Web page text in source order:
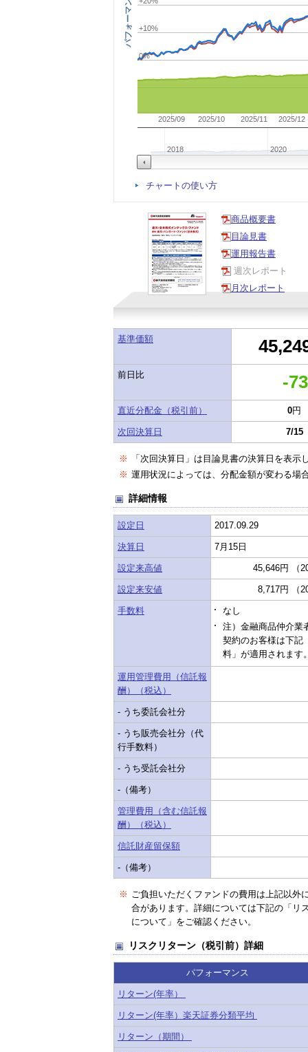
パフォーマンス
2025/09 2025/10 2025/11 2025/12
2018 2020
0%
+10%
チャートの使い方
商品概要書
目論見書
運用報告書
週次レポート
月次レポート
基準価額
前日比 -73
直近分配金（税引前） 0円
次回決算日 7/15
※
「次回決算日」は目論見書の決算日を表示
※ 運用状況によっては、分配金額が変わる場
詳細情報
設定日 2017.09.29
決算日 7月15日
設定来高値 45,646円 （
設定来安値 8,717円 （
手数料
なし
注）金融商品仲介業
契約のお客様は下記
料」が適用されます
運用管理費用（信託報
酬）（税込）
- うち委託会社分
- うち販売会社分（代
行手数料）
- うち受託会社分
-（備考）
管理費用（含む信託報
酬）（税込）
信託財産留保額
-（備考）
※ ご負担いただくファンドの費用は上記以外
合があります。詳細については下記の「リ
について」をご確認ください。
リスクリターン（税引前）詳細
パフォーマンス
リターン(年率）
リターン(年率）楽天証券分類平均
リターン（期間）